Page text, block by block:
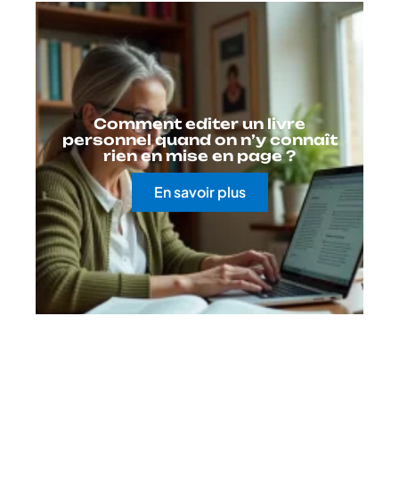
Comment editer un livre
personnel quand on n’y connaît
rien en mise en page ?
En savoir plus